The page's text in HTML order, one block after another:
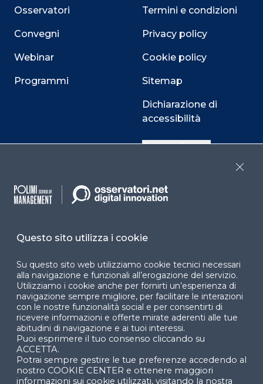
Osservatori
Convegni
Webinar
Programmi
Termini e condizioni
Privacy policy
Cookie policy
Sitemap
Dichiarazione di
accessibilità
Cookie Center
Facebook LinkedIn
© 2024 Copyright © Politecnico di Milano Dipartimento
di Ingegneria Gestionale
Questo sito utilizza i cookie
Su questo sito web utilizziamo cookie tecnici necessari
alla navigazione e funzionali all’erogazione del servizio.
Utilizziamo i cookie anche per fornirti un’esperienza di
navigazione sempre migliore, per facilitare le interazioni
con le nostre funzionalità social e per consentirti di
ricevere informazioni e offerte mirate aderenti alle tue
abitudini di navigazione e ai tuoi interessi.
Puoi esprimere il tuo consenso cliccando su
ACCETTA.
Potrai sempre gestire le tue preferenze accedendo al
nostro COOKIE CENTER e ottenere maggiori
informazioni sui cookie utilizzati, visitando la nostra